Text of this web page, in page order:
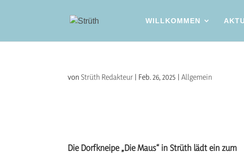
WILLKOMMEN
von Strüth Redakteur | Feb. 26, 2025 |Allgemein
Die Dorfkneipe „Die Maus“ in Strüth lädt ein zum